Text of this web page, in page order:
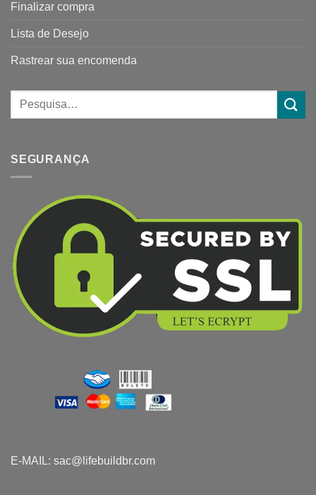
Finalizar compra
Lista de Desejo
Rastrear sua encomenda
SEGURANÇA
E-MAIL: sac@lifebuildbr.com